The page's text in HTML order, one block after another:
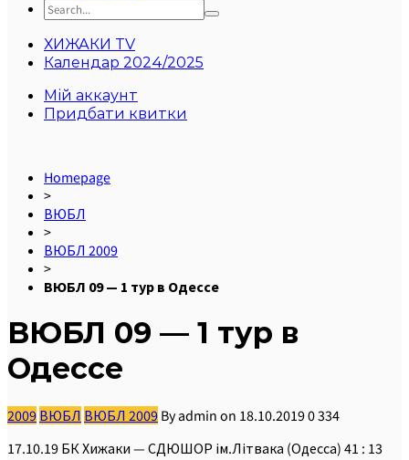
ХИЖАКИ TV
Календар 2024/2025
Мій аккаунт
Придбати квитки
Homepage
>
ВЮБЛ
>
ВЮБЛ 2009
>
ВЮБЛ 09 — 1 тур в Одессе
ВЮБЛ 09 — 1 тур в
Одессе
2009 ВЮБЛ ВЮБЛ 2009 Byadmin on 18.10.20190334
17.10.19 БК Хижаки — СДЮШОР ім.Літвака (Одесса) 41 : 13